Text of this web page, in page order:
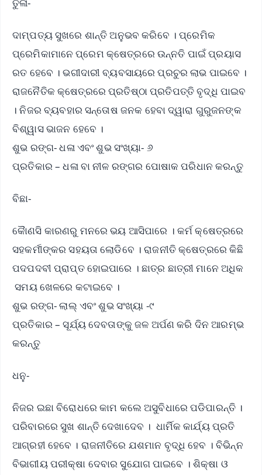
ତୁଳା-
ଦାମ୍ପତ୍ୟ ସୁଖରେ ଶାନ୍ତି ଅନୁଭବ କରିବେ । ପ୍ରେମିକ
ପ୍ରେମିକାମାନେ ପ୍ରେମ କ୍ଷେତ୍ରରେ ଉନ୍ନତି ପାଇଁ ପ୍ରୟାସ
ରତ ହେବେ । ଭଗୀଦାରୀ ବ୍ୟବସାୟରେ ପ୍ରଚୁର ଲାଭ ପାଇବେ ।
ରାଜନୈତିକ କ୍ଷେତ୍ରରେ ପ୍ରତିଷ୍ଠା ପ୍ରତିପତ୍ତି ବୃଦ୍ଧି ପାଇବ
। ନିଜର ବ୍ୟବହାର ସନ୍ତୋଷ ଜନକ ହେବା ଦ୍ୱାରା ଗୁରୁଜନଙ୍କ
ବିଶ୍ୱାସ ଭାଜନ ହେବେ ।
ଶୁଭ ରଙ୍ଗ- ଧଳା ଏବଂ ଶୁଭ ସଂଖ୍ୟା- ୬
ପ୍ରତିକାର – ଧଳା ବା ନୀଳ ରଙ୍ଗର ପୋଷାକ ପରିଧାନ କରନ୍ତୁ
ବିଛା-
କୈାଣସି କାରଣରୁ ମନରେ ଭୟ ଆସିପାରେ । କର୍ମ କ୍ଷେତ୍ରରେ
ସହକର୍ମୀଙ୍କର ସହୟତା ଲୋଡିବେ । ରାଜନୀତି କ୍ଷେତ୍ରରେ କିଛି
ପଦପଦବୀ ପ୍ରାପ୍ତ ହୋଇପାରେ । ଛାତ୍ର ଛାତ୍ରୀ ମାନେ ଅଧିକ
ସମୟ ଖେଳରେ କଟାଇବେ ।
ଶୁଭ ରଙ୍ଗ- ଲାଲ୍ ଏବଂ ଶୁଭ ସଂଖ୍ୟା -୯
ପ୍ରତିକାର – ସୂର୍ଯ୍ୟ ଦେବତାଙ୍କୁ ଜଳ ଅର୍ପଣ କରି ଦିନ ଆରମ୍ଭ
କରନ୍ତୁ
ଧନୁ-
ନିଜର ଇଛା ବିରୋଧରେ କାମ କଲେ ଅସୁବିଧାରେ ପଡିପାରନ୍ତି ।
ପରିବାରରେ ସୁଖ ଶାନ୍ତି ଦେଖାଦେବ । ଧାର୍ମିକ କାର୍ଯ୍ୟ ପ୍ରତି
ଆଗ୍ରହୀ ହେବେ । ରାଜନୀତିରେ ଯଶମାନ ବୃଦ୍ଧି ହେବ । ବିଭିନ୍ନ
ବିଭାଗୀୟ ପରୀକ୍ଷା ଦେବାର ସୁଯୋଗ ପାଇବେ । ଶିକ୍ଷା ଓ